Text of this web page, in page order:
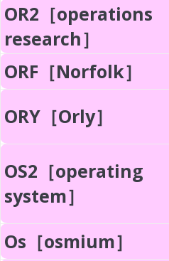
OR2［operations
research］
ORF［Norfolk］
ORY［Orly］
OS2［operating
system］
Os［osmium］